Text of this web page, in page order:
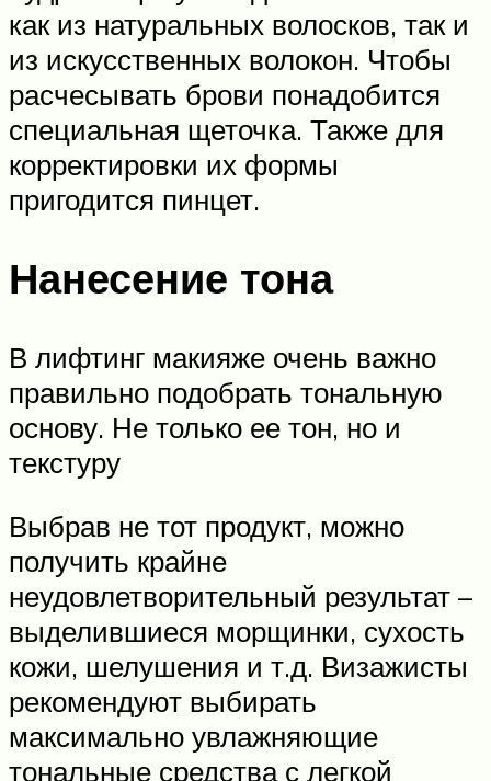
как из натуральных волосков, так и
из искусственных волокон. Чтобы
расчесывать брови понадобится
специальная щеточка. Также для
корректировки их формы
пригодится пинцет.
Нанесение тона
В лифтинг макияже очень важно
правильно подобрать тональную
основу. Не только ее тон, но и
текстуру
Выбрав не тот продукт, можно
получить крайне
неудовлетворительный результат –
выделившиеся морщинки, сухость
кожи, шелушения и т.д. Визажисты
рекомендуют выбирать
максимально увлажняющие
тональные средства с легкой